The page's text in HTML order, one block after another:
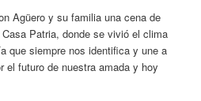
Agüero y su familia una cena de
Patria, donde se vivió el clima
que siempre nos identifica y une a
el futuro de nuestra amada y hoy